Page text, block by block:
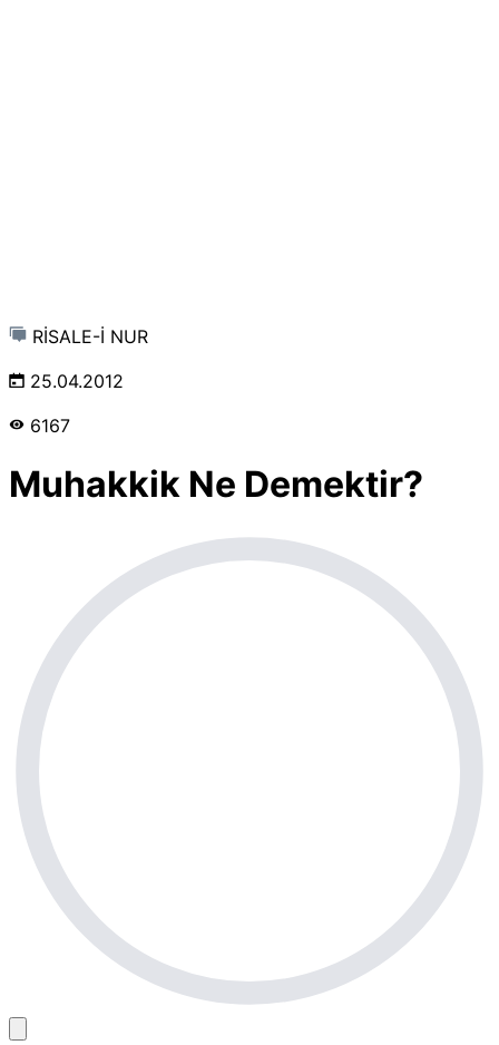
RİSALE-İ NUR
25.04.2012
6167
Muhakkik Ne Demektir?